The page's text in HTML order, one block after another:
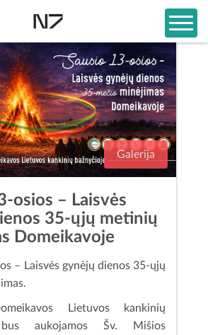
Galerija
osios – Laisvės
35-ųjų metinių
Domeikavoje
– Laisvės gynėjų dienos 35-ųjų
Lietuvos kankinių
bus aukojamos Šv. Mišios